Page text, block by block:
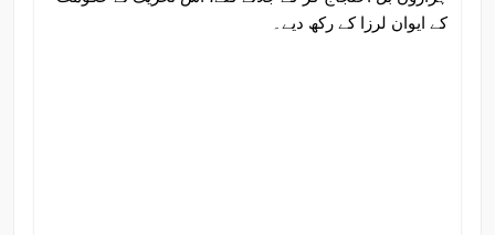
کے ایوان لرزا کے رکھ دیے۔